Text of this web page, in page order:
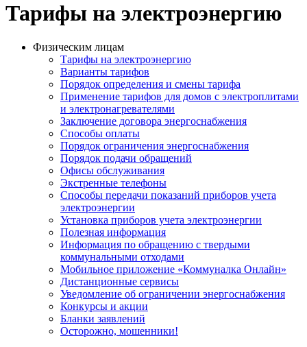
Тарифы на электроэнергию
Физическим лицам
Тарифы на электроэнергию
Варианты тарифов
Порядок определения и смены тарифа
Применение тарифов для домов с электроплитами
и электронагревателями
Заключение договора энергоснабжения
Способы оплаты
Порядок ограничения энергоснабжения
Порядок подачи обращений
Офисы обслуживания
Экстренные телефоны
Способы передачи показаний приборов учета
электроэнергии
Установка приборов учета электроэнергии
Полезная информация
Информация по обращению с твердыми
коммунальными отходами
Мобильное приложение «Коммуналка Онлайн»
Дистанционные сервисы
Уведомление об ограничении энергоснабжения
Конкурсы и акции
Бланки заявлений
Осторожно, мошенники!